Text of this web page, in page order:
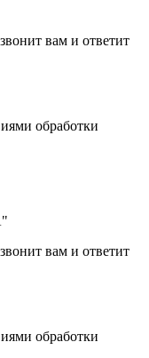
вам и ответит
обработки
вам и ответит
обработки